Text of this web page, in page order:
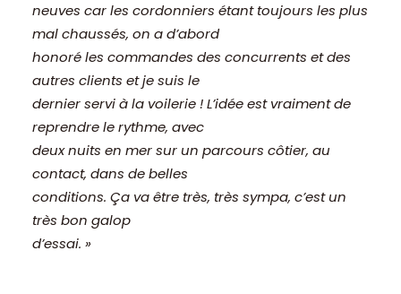
neuves car les cordonniers étant toujours les plus
mal chaussés, on a d’abord
honoré les commandes des concurrents et des
autres clients et je suis le
dernier servi à la voilerie ! L’idée est vraiment de
reprendre le rythme, avec
deux nuits en mer sur un parcours côtier, au
contact, dans de belles
conditions. Ça va être très, très sympa, c’est un
très bon galop
d’essai. »